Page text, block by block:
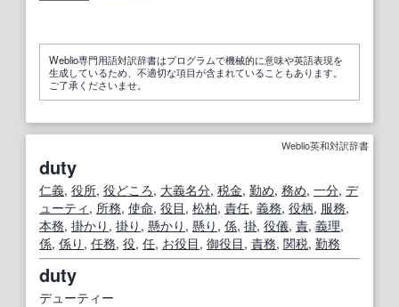
Weblio専門用語対訳辞書はプログラムで機械的に意味や英語表現を
生成しているため、不適切な項目が含まれていることもあります。
ご了承くださいませ。
Weblio英和対訳辞書
duty
仁義, 役所, 役どころ, 大義名分, 税金, 勤め, 務め, 一分, デ
ューティ , 所務, 使命, 役目, 松柏, 責任, 義務, 役柄, 服務,
本務, 掛かり , 掛り , 懸かり , 懸り , 係, 掛, 役儀, 責, 義理,
係, 係り , 任務, 役, 任, お役目, 御役目, 責務, 関税, 勤務
duty
デューティー